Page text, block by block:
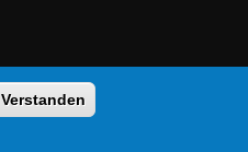
Verstanden